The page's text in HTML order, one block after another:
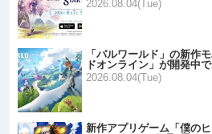
2026.08.04(Tue)
「パルワールド」の新作
ドオンライン」が開発中
2026.08.04(Tue)
新作アプリゲーム「僕の